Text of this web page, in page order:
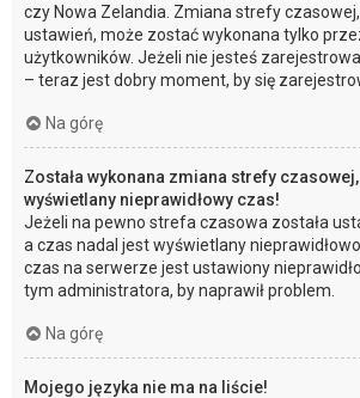
czy Nowa Zelandia. Zmiana strefy
ustawień, może zostać wykonana tylko
użytkowników. Jeżeli nie jesteś
– teraz jest dobry moment, by się
Na górę
Została wykonana zmiana strefy
wyświetlany nieprawidłowy czas!
Jeżeli na pewno strefa czasowa została
a czas nadal jest wyświetlany
czas na serwerze jest ustawiony
tym administratora, by naprawił problem.
Na górę
Mojego języka nie ma na liście!